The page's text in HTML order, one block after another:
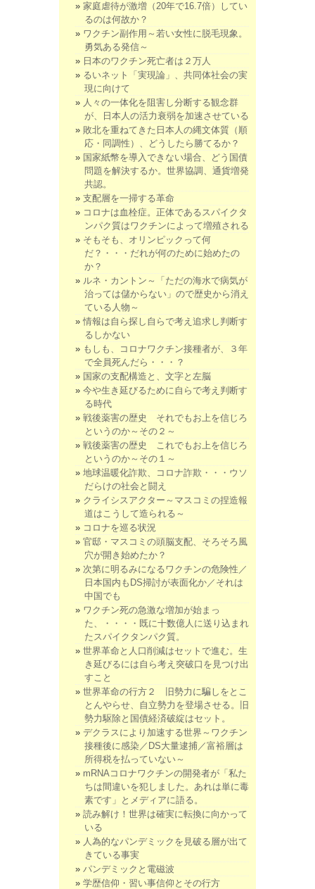
家庭虐待が激増（20年で16.7倍）してい
るのは何故か？
ワクチン副作用～若い女性に脱毛現象。
勇気ある発信～
日本のワクチン死亡者は２万人
るいネット「実現論」、共同体社会の実
現に向けて
人々の一体化を阻害し分断する観念群
が、日本人の活力衰弱を加速させている
敗北を重ねてきた日本人の縄文体質（順
応・同調性）、どうしたら勝てるか？
国家紙幣を導入できない場合、どう国債
問題を解決するか。世界協調、通貨増発
共認。
支配層を一掃する革命
コロナは血栓症。正体であるスパイクタ
ンパク質はワクチンによって増殖される
そもそも、オリンピックって何
だ？・・・だれが何のために始めたの
か？
ルネ・カントン～「ただの海水で病気が
治っては儲からない」ので歴史から消え
ている人物～
情報は自ら探し自らで考え追求し判断す
るしかない
もしも、コロナワクチン接種者が、３年
で全員死んだら・・・？
国家の支配構造と、文字と左脳
今や生き延びるために自らで考え判断す
る時代
戦後薬害の歴史 それでもお上を信じろ
というのか～その２～
戦後薬害の歴史 これでもお上を信じろ
というのか～その１～
地球温暖化詐欺、コロナ詐欺・・・ウソ
だらけの社会と闘え
クライシスアクター～マスコミの捏造報
道はこうして造られる～
コロナを巡る状況
官邸・マスコミの頭脳支配、そろそろ風
穴が開き始めたか？
次第に明るみになるワクチンの危険性／
日本国内もDS掃討が表面化か／それは
中国でも
ワクチン死の急激な増加が始まっ
た、・・・・既に十数億人に送り込まれ
たスパイクタンパク質。
世界革命と人口削減はセットで進む。生
き延びるには自ら考え突破口を見つけ出
すこと
世界革命の行方２ 旧勢力に騙しをとこ
とんやらせ、自立勢力を登場させる。旧
勢力駆除と国債経済破綻はセット。
デクラスにより加速する世界～ワクチン
接種後に感染／DS大量逮捕／富裕層は
所得税を払っていない～
mRNAコロナワクチンの開発者が「私た
ちは間違いを犯しました。あれは単に毒
素です」とメディアに語る。
読み解け！世界は確実に転換に向かって
いる
人為的なパンデミックを見破る層が出て
きている事実
パンデミックと電磁波
学歴信仰・習い事信仰とその行方